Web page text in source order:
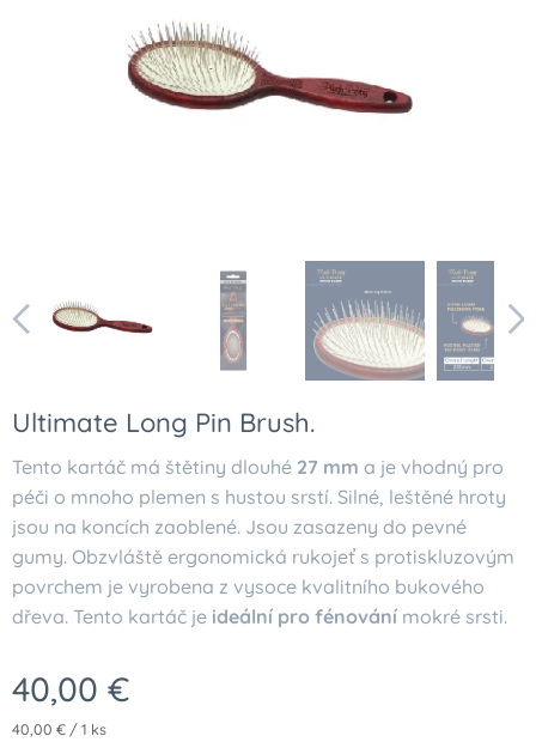
Ultimate Long Pin Brush.
Tento kartáč má štětiny dlouhé 27 mm a je vhodný pro
péči o mnoho plemen s hustou srstí. Silné, leštěné hroty
jsou na koncích zaoblené. Jsou zasazeny do pevné
gumy. Obzvláště ergonomická rukojeť s protiskluzovým
povrchem je vyrobena z vysoce kvalitního bukového
dřeva. Tento kartáč je ideální pro fénování mokré srsti.
40,00 €
40,00 € / 1 ks